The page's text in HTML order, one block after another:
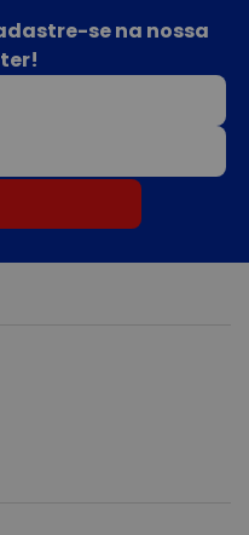
se na nossa